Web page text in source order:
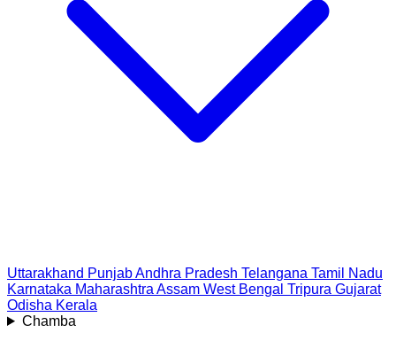
Uttarakhand PunjabAndhra Pradesh Telangana Tamil Nadu
Karnataka Maharashtra Assam West Bengal Tripura Gujarat
Odisha Kerala
Chamba